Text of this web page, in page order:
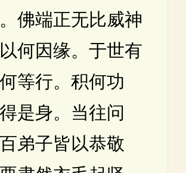
佛端正无比威神
何因缘。于世有
等行。积何功
是身。当往问
弟子皆以恭敬